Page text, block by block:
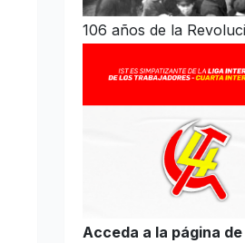
106 años de la
Acceda a la página de